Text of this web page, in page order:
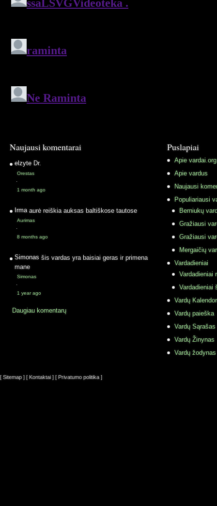
Naujausi komentarai
elzyte Dr.
Orestas
·
1 month ago
Irma aurė reiškia auksas baltiškose tautose
Aurimas
·
8 months ago
Simonas šis vardas yra baisiai geras ir primena
mane
Simonas
·
1 year ago
Daugiau komentarų
Puslapiai
Apie vardai.org
Apie vardus
Naujausi
Populiariausi
Berniukų
Gražiausi
Gražiausi
Mergaičių
Vardadieniai
Vardadieniai
Vardadieniai
Vardų
Vardų paieška
Vardų Sąrašas
Vardų Žinynas
Vardų
[ Sitemap ] [ Kontaktai ] [ Privatumo politika ]